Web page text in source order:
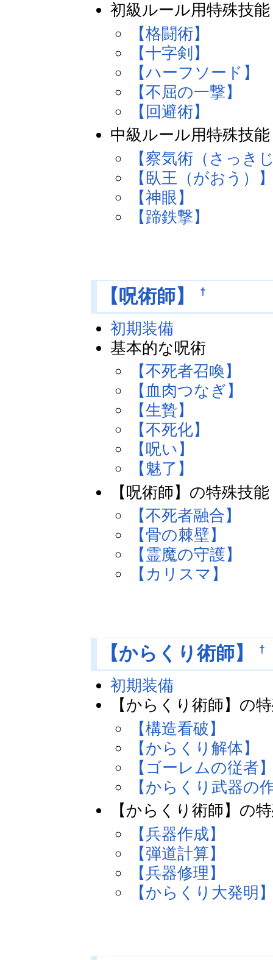
初級ルール用特殊技能
【格闘術】
【十字剣】
【ハーフソード】
【不屈の一撃】
【回避術】
中級ルール用特殊技能
【察気術（さっき
【臥王（がおう）
【神眼】
【蹄鉄撃】
【呪術師】 †
初期装備
基本的な呪術
【不死者召喚】
【血肉つなぎ】
【生贄】
【不死化】
【呪い】
【魅了】
【呪術師】の特殊技
【不死者融合】
【骨の棘壁】
【霊魔の守護】
【カリスマ】
【からくり術師】 †
初期装備
【からくり術師】の
【構造看破】
【からくり解体】
【ゴーレムの従者
【からくり武器の
【からくり術師】の
【兵器作成】
【弾道計算】
【兵器修理】
【からくり大発明